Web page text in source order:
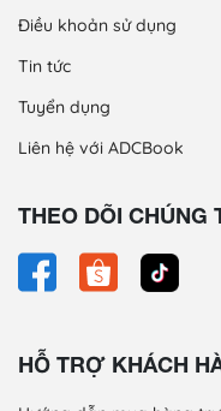
Điều khoản sử dụng
Tin tức
Tuyển dụng
Liên hệ với ADCBook
THEO DÕI CHÚNG
HỖ TRỢ KHÁCH